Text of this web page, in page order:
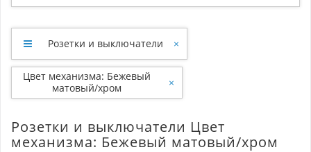
Розетки и выключатели ×
Цвет механизма: Бежевый
матовый/хром
×
Розетки и выключатели Цвет
механизма: Бежевый матовый/хром